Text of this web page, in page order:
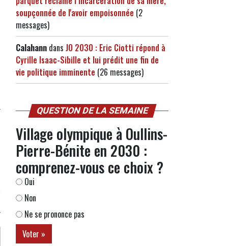
soupçonnée de l'avoir empoisonnée (2
messages)
Calahann dans JO 2030 : Eric Ciotti répond à
Cyrille Isaac-Sibille et lui prédit une fin de
vie politique imminente (26 messages)
QUESTION DE LA SEMAINE
Village olympique à Oullins-
Pierre-Bénite en 2030 :
comprenez-vous ce choix ?
Oui
Non
Ne se prononce pas